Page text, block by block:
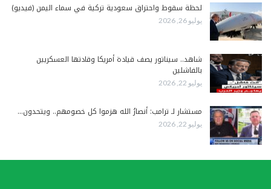
لحظة سقوط واحتراق سعودية تركية في سماء اليمن (فيديو)
يوليو 26, 2026
شاهد.. سيناتور يصف قيادة أمريكا وقادتها العسكريين
بالفاشلين
يوليو 22, 2026
مستشار لـ ترامب: أنصارُ الله هزموا كل خصومهم.. ويتحدون…
يوليو 22, 2026